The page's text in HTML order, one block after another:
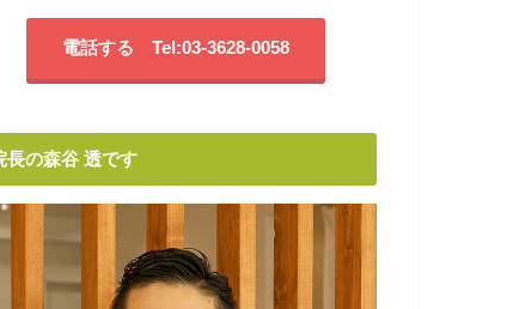
電話する Tel:03-3628-0058
長の森谷 透です